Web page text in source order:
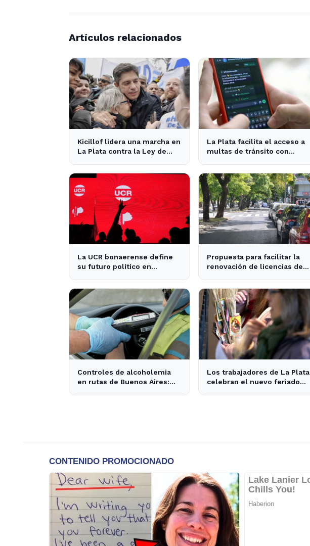
Artículos relacionados
Kicillof lidera una marcha en
La Plata contra la Ley de
La Plata facilita el acceso a
multas de tránsito con
La UCR bonaerense define
su futuro político en
Propuesta para facilitar la
renovación de licencias de
Controles de alcoholemia
en rutas de Buenos Aires:
Los trabajadores de La Plata
celebran el nuevo feriado